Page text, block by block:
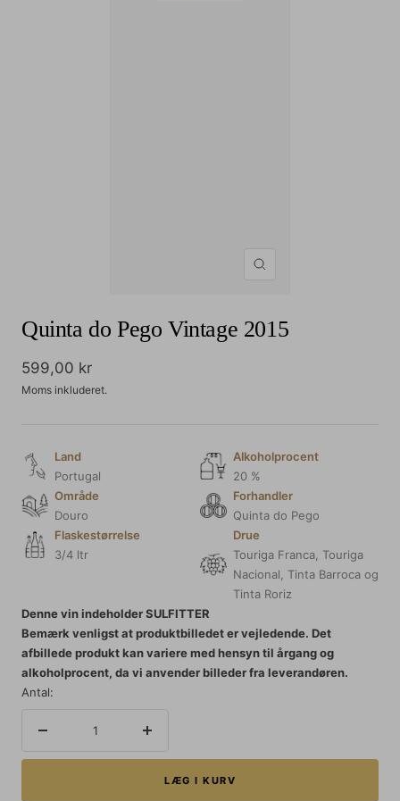
Zoom
Quinta do Pego Vintage 2015
Udsalgspris
599,00 kr
Moms inkluderet.
Land
Portugal
Alkoholprocent
20 %
Område
Douro
Forhandler
Quinta do Pego
Flaskestørrelse
3/4 ltr
Drue
Touriga Franca, Touriga
Nacional, Tinta Barroca og
Tinta Roriz
Denne vin indeholder SULFITTER
Bemærk venligst at produktbilledet er vejledende. Det
afbillede produkt kan variere med hensyn til årgang og
alkoholprocent, da vi anvender billeder fra leverandøren.
Antal:
mængden
Forøg
mængden
LÆG I KURV